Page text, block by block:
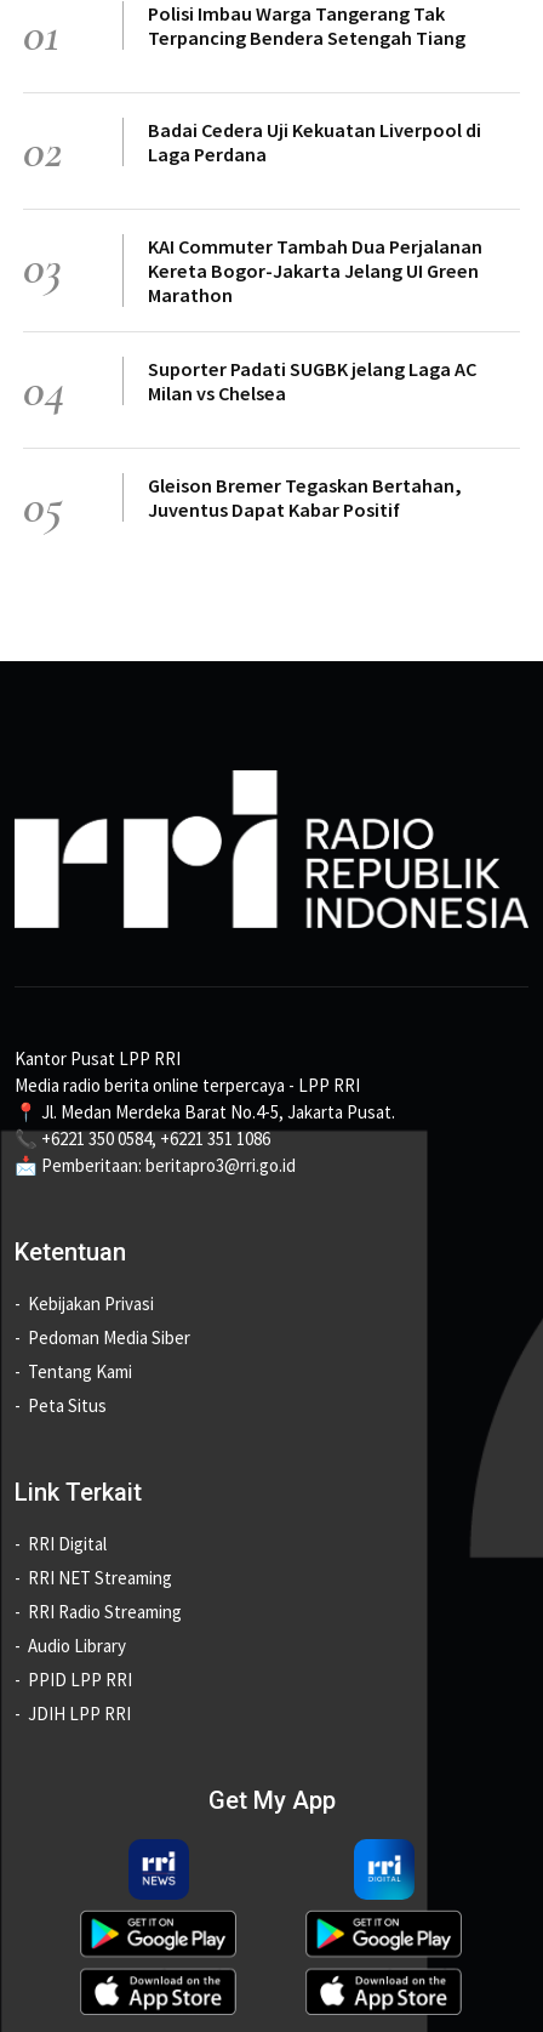
01
Polisi Imbau Warga Tangerang Tak
Terpancing Bendera Setengah Tiang
02
Badai Cedera Uji Kekuatan Liverpool di
Laga Perdana
03
KAI Commuter Tambah Dua Perjalanan
Kereta Bogor-Jakarta Jelang UI Green
Marathon
04
Suporter Padati SUGBK jelang Laga AC
Milan vs Chelsea
05
Gleison Bremer Tegaskan Bertahan,
Juventus Dapat Kabar Positif
Kantor Pusat LPP RRI
Media radio berita online terpercaya - LPP RRI
📍 Jl. Medan Merdeka Barat No.4-5, Jakarta Pusat.
📞 +6221 350 0584, +6221 351 1086
📩 Pemberitaan: beritapro3@rri.go.id
Ketentuan
Kebijakan Privasi
Pedoman Media Siber
Tentang Kami
Peta Situs
Link Terkait
RRI Digital
RRI NET Streaming
RRI Radio Streaming
Audio Library
PPID LPP RRI
JDIH LPP RRI
Get My App